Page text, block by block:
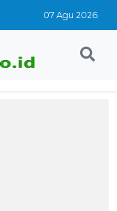
07 Agu 2026